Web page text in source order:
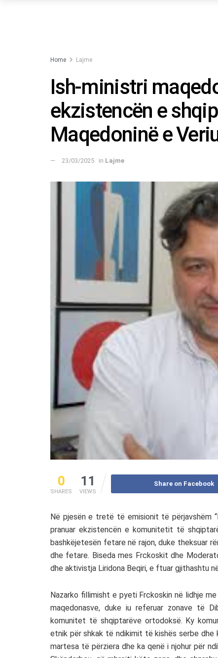
Home Lajme
Ish-ministri
ekzistencën e
Maqedoninë e
23/03/2025 in Lajme
0
SHARES
11
VIEWS
Share on Facebook
Në pjesën e tretë të emisionit të përjavshëm
pranuar ekzistencën e komunitetit të
bashkëjetesën fetare në rajon, duke theksuar
dhe fetare. Biseda mes Frckoskit dhe
dhe aktivistja Liridona Beqiri, e ftuar gjithashtu
Nazarko fillimisht e pyeti Frckoskin në lidhje
maqedonasve, duke iu referuar zonave të
komunitet të shqiptarëve ortodoksë. Ky
etnik për shkak të ndikimit të kishës serbe dhe
martesa të përziera dhe ka qenë i njohur për